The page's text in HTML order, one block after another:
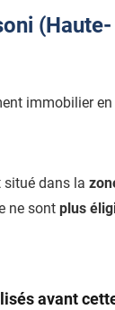
(Haute-
immobilier en
situé dans la
ne sont plus
avant